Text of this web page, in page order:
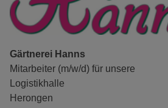
Gärtnerei Hanns
Mitarbeiter (m/w/d) für unsere
Logistikhalle
Herongen